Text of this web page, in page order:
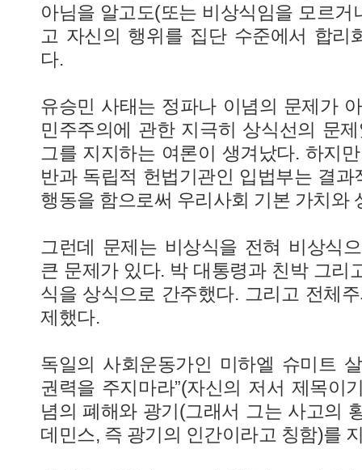
아님을 알고도(또는 비상식임을 모르거
고 자신의 행위를 집단 수준에서 합리
다.
유승민 사태는 정파나 이념의 문제가
민주주의에 관한 지극히 상식선의 문
그를 지지하는 여론이 생겨났다. 하지
반과 독립적 헌법기관인 입법부는 결
행동을 함으로써 우리사회 기본 가치와
그런데 문제는 비상식을 전혀 비상식
큰 문제가 있다. 박 대통령과 친박 그리
식을 상식으로 간주했다. 그리고 전체
제했다.
독일의 사회운동가인 미하엘 슈미트
권력을 주지마라”(자신의 저서 제목이
념의 폐해와 광기(그래서 그는 사고의
데민스, 즉 광기의 인간이라고 칭함)를